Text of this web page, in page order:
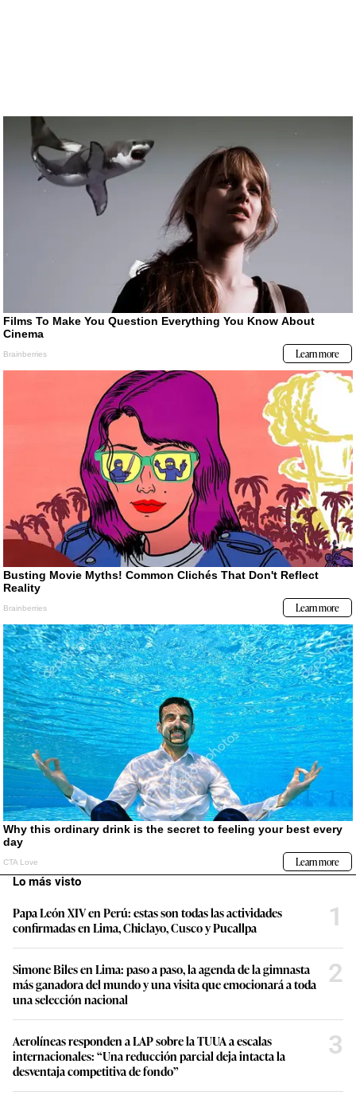
Lo más visto
Papa León XIV en Perú: estas son todas las actividades
confirmadas en Lima, Chiclayo, Cusco y Pucallpa
1
Simone Biles en Lima: paso a paso, la agenda de la gimnasta
más ganadora del mundo y una visita que emocionará a toda
una selección nacional
2
Aerolíneas responden a LAP sobre la TUUA a escalas
internacionales: “Una reducción parcial deja intacta la
desventaja competitiva de fondo”
3